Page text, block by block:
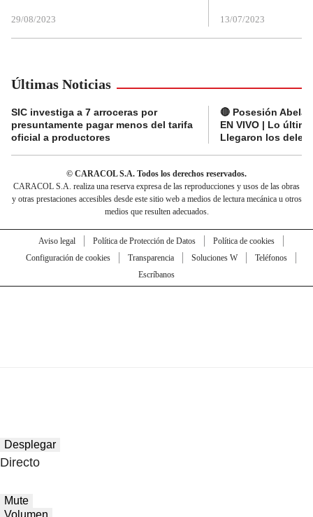
29/08/2023 13/07/2023
Últimas Noticias
SIC investiga a 7 arroceras por
presuntamente pagar menos del tarifa
oficial a productores
🔴 Posesión
EN VIVO | Lo
Llegaron los
© CARACOL S.A. Todos los derechos reservados.
CARACOL S.A. realiza una reserva expresa de las reproducciones y usos de las obras
y otras prestaciones accesibles desde este sitio web a medios de lectura mecánica u otros
medios que resulten adecuados.
Aviso legal Política de Protección de Datos
Política de cookies
Configuración de cookies
Transparencia Soluciones W
Teléfonos
Escríbanos
Desplegar
Directo
Mute
Volumen